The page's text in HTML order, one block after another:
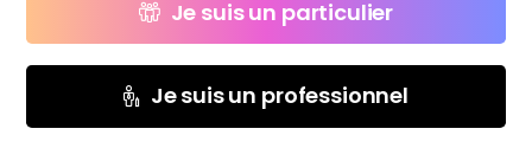
Je suis un particulier
Je suis un professionnel